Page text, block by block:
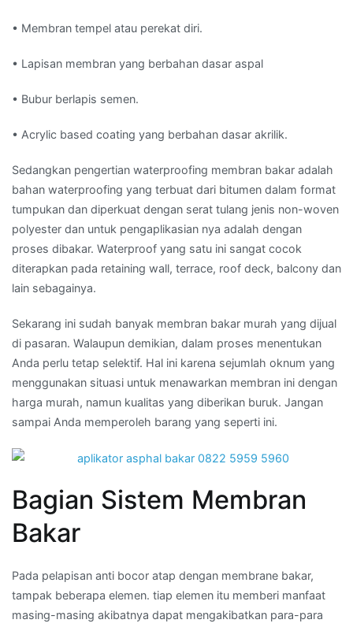
• Membran tempel atau perekat diri.
• Lapisan membran yang berbahan dasar aspal
• Bubur berlapis semen.
• Acrylic based coating yang berbahan dasar akrilik.
Sedangkan pengertian waterproofing membran bakar adalah
bahan waterproofing yang terbuat dari bitumen dalam format
tumpukan dan diperkuat dengan serat tulang jenis non-woven
polyester dan untuk pengaplikasian nya adalah dengan
proses dibakar. Waterproof yang satu ini sangat cocok
diterapkan pada retaining wall, terrace, roof deck, balcony dan
lain sebagainya.
Sekarang ini sudah banyak membran bakar murah yang dijual
di pasaran. Walaupun demikian, dalam proses menentukan
Anda perlu tetap selektif. Hal ini karena sejumlah oknum yang
menggunakan situasi untuk menawarkan membran ini dengan
harga murah, namun kualitas yang diberikan buruk. Jangan
sampai Anda memperoleh barang yang seperti ini.
Bagian Sistem Membran
Bakar
Pada pelapisan anti bocor atap dengan membrane bakar,
tampak beberapa elemen. tiap elemen itu memberi manfaat
masing-masing akibatnya dapat mengakibatkan para-para